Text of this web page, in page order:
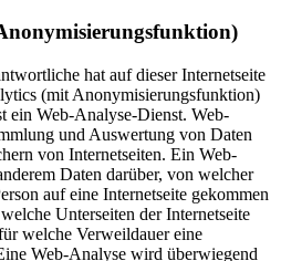
hat auf dieser Internetseite
(mit Anonymisierungsfunktion)
ein Web-Analyse-Dienst. Web-
und Auswertung von Daten
von Internetseiten. Ein Web-
Daten darüber, von welcher
auf eine Internetseite gekommen
Unterseiten der Internetseite
welche Verweildauer eine
Web-Analyse wird überwiegend